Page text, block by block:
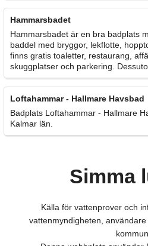
Hammarsbadet
Hammarsbadet är en bra badplats
baddel med bryggor, lekflotte,
finns gratis toaletter, restaurang,
skuggplatser och parkering.
Loftahammar - Hallmare Havsbad
Badplats Loftahammar - Hallmare
Kalmar län.
Simma
Källa för vattenprover och
vattenmyndigheten,
kommun.